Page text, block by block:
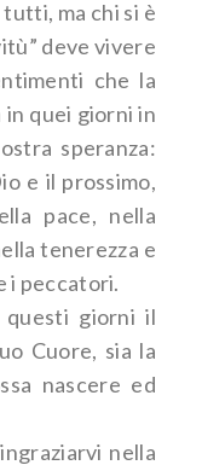
ma chi si è
deve vivere
che la
quei giorni in
speranza:
e il prossimo,
pace, nella
tenerezza e
i peccatori.
questi giorni il
Cuore, sia la
nascere ed
nella